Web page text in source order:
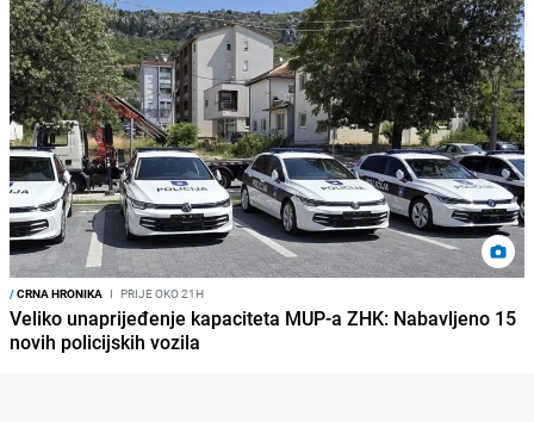
/CRNA HRONIKA I PRIJE OKO 21H
Veliko unaprijeđenje kapaciteta MUP-a ZHK: Nabavljeno 15
novih policijskih vozila